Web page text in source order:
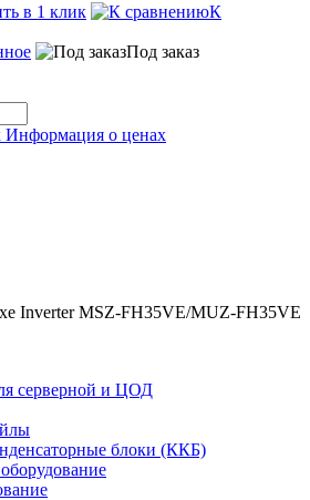
в 1 клик
К
Под заказ
Информация о ценах
Inverter MSZ-FH35VE/MUZ-FH35VE
серверной и ЦОД
блоки (ККБ)